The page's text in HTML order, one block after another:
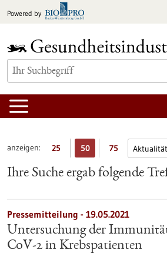
Inhalt
Powered by
anzeigen: 25 50 75
Ihre Suche ergab folgende
Pressemitteilung - 19.05.2021
Untersuchung der
CoV-2 in Krebspatienten